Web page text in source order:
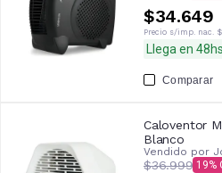
$34.649
Precio s/imp. nac.
Llega en 48hs
Comparar
Caloventor
Blanco
Vendido por
$36.999 19